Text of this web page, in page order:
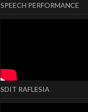
SPEECH PERFORMANCE
SDIT RAFLESIA